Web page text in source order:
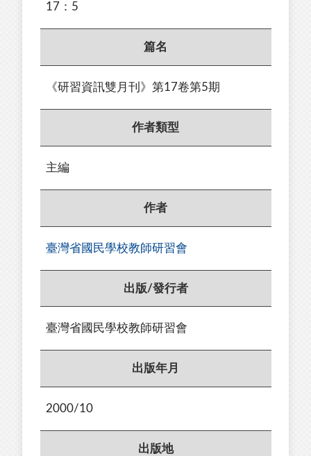
17：5
篇名
《研習資訊雙月刊》第17卷第5期
作者類型
主編
作者
臺灣省國民學校教師研習會
出版/發行者
臺灣省國民學校教師研習會
出版年月
2000/10
出版地